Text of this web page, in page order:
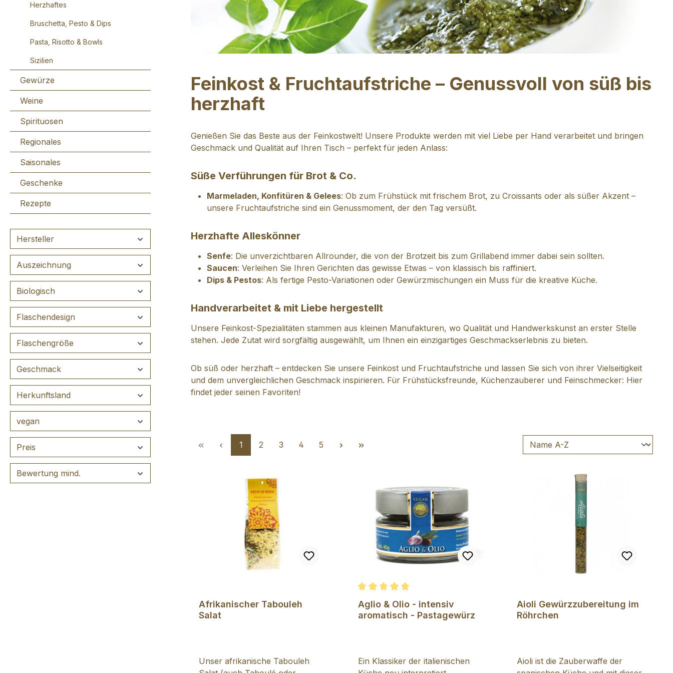
Herzhaftes
Bruschetta, Pesto & Dips
Pasta, Risotto & Bowls
Sizilien
Gewürze
Weine
Spirituosen
Regionales
Saisonales
Geschenke
Rezepte
Hersteller
Auszeichnung
Biologisch
Flaschendesign
Flaschengröße
Geschmack
Herkunftsland
vegan
Preis
Bewertung mind.
Feinkost & Fruchtaufstriche – Genussvoll von süß bis
herzhaft
Genießen Sie das Beste aus der Feinkostwelt! Unsere Produkte werden mit viel Liebe per Hand verarbeitet und bringen
Geschmack und Qualität auf Ihren Tisch – perfekt für jeden Anlass:
Süße Verführungen für Brot & Co.
Marmeladen, Konfitüren & Gelees: Ob zum Frühstück mit frischem Brot, zu Croissants oder als süßer Akzent –
unsere Fruchtaufstriche sind ein Genussmoment, der den Tag versüßt.
Herzhafte Alleskönner
Senfe: Die unverzichtbaren Allrounder, die von der Brotzeit bis zum Grillabend immer dabei sein sollten.
Saucen: Verleihen Sie Ihren Gerichten das gewisse Etwas – von klassisch bis raffiniert.
Dips & Pestos: Als fertige Pesto-Variationen oder Gewürzmischungen ein Muss für die kreative Küche.
Handverarbeitet & mit Liebe hergestellt
Unsere Feinkost-Spezialitäten stammen aus kleinen Manufakturen, wo Qualität und Handwerkskunst an erster Stelle
stehen. Jede Zutat wird sorgfältig ausgewählt, um Ihnen ein einzigartiges Geschmackserlebnis zu bieten.
Ob süß oder herzhaft – entdecken Sie unsere Feinkost und Fruchtaufstriche und lassen Sie sich von ihrer Vielseitigkeit
und dem unvergleichlichen Geschmack inspirieren. Für Frühstücksfreunde, Küchenzauberer und Feinschmecker: Hier
findet jeder seinen Favoriten!
Seite
1 Seite
2 Seite
3 Seite
4 Seite
5
Afrikanischer Tabouleh
Salat
Unser afrikanische Tabouleh
Durchschnittliche Bewertung von 5 von 5 Sternen
Aglio & Olio - intensiv
aromatisch - Pastagewürz
Ein Klassiker der italienischen
Aioli Gewürzzubereitung im
Röhrchen
Aioli ist die Zauberwaffe der